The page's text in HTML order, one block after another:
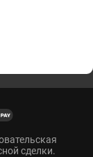
сделки.